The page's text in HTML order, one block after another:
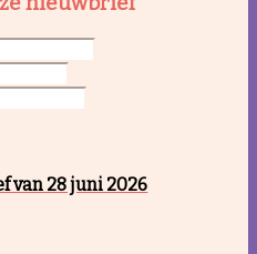
van 28 juni 2026